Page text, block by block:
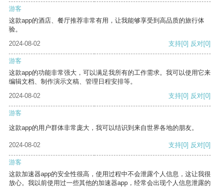
游客
这款app的酒店、餐厅推荐非常有用，让我能够享受到高品质的旅行体
验。
2024-08-02
支持[0] 反对[0]
游客
这款app的功能非常强大，可以满足我所有的工作需求。我可以使用它来
编辑文档、制作演示文稿、管理日程安排等。
2024-08-02
支持[0] 反对[0]
游客
这款app的用户群体非常庞大，我可以结识到来自世界各地的朋友。
2024-08-02 支持[0] 反对[0]
游客
这款加速器app的安全性很高，使用过程中不会泄露个人信息，这让我很
放心。我以前使用过一些其他的加速器app，经常会出现个人信息泄露的